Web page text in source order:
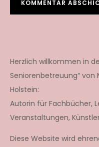
Herzlich willkommen in
Seniorenbetreuung“ von
Holstein:
Autorin für Fachbücher,
Veranstaltungen,
Diese Website wird